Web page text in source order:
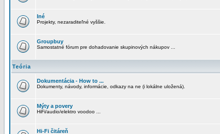
Iné
Projekty, nezaraditeľné vyššie.
Groupbuy
Samostatné fórum pre dohadovanie skupinových nákupov ...
Teória
Dokumentácia - How to ...
Dokumenty, návody, informácie, odkazy na ne (i lokálne uložená).
Mýty a povery
HiFi/audio/elektro voodoo ...
Hi-Fi čitáreň